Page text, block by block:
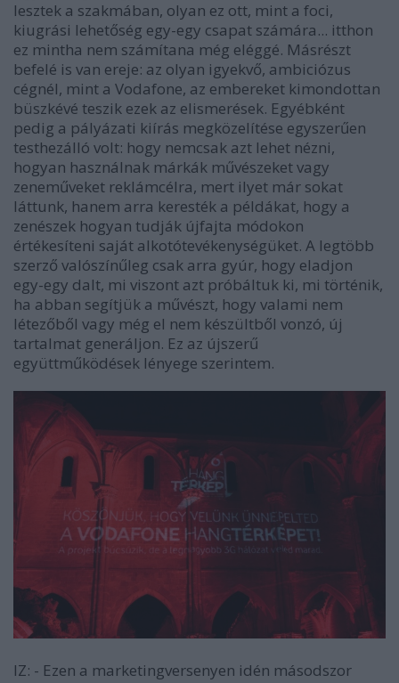
lesztek a szakmában, olyan ez ott, mint a foci,
kiugrási lehetőség egy-egy csapat számára... itthon
ez mintha nem számítana még eléggé. Másrészt
befelé is van ereje: az olyan igyekvő, ambiciózus
cégnél, mint a Vodafone, az embereket kimondottan
büszkévé teszik ezek az elismerések. Egyébként
pedig a pályázati kiírás megközelítése egyszerűen
testhezálló volt: hogy nemcsak azt lehet nézni,
hogyan használnak márkák művészeket vagy
zeneműveket reklámcélra, mert ilyet már sokat
láttunk, hanem arra keresték a példákat, hogy a
zenészek hogyan tudják újfajta módokon
értékesíteni saját alkotótevékenységüket. A legtöbb
szerző valószínűleg csak arra gyúr, hogy eladjon
egy-egy dalt, mi viszont azt próbáltuk ki, mi történik,
ha abban segítjük a művészt, hogy valami nem
létezőből vagy még el nem készültből vonzó, új
tartalmat generáljon. Ez az újszerű
együttműködések lényege szerintem.
IZ: - Ezen a marketingversenyen idén másodszor